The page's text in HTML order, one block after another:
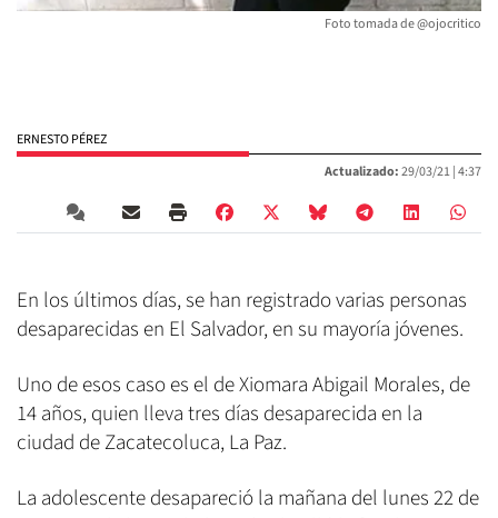
Foto tomada de @ojocritico
ERNESTO PÉREZ
Actualizado:29/03/21 |4:37
En los últimos días, se han registrado varias personas
desaparecidas en El Salvador, en su mayoría jóvenes.
Uno de esos caso es el de Xiomara Abigail Morales, de
14 años, quien lleva tres días desaparecida en la
ciudad de Zacatecoluca, La Paz.
La adolescente desapareció la mañana del lunes 22 de